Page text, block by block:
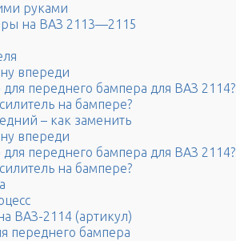
руками
на ВАЗ 2113—2115
впереди
для переднего бампера для ВАЗ 2114?
на бампере?
– как заменить
впереди
для переднего бампера для ВАЗ 2114?
на бампере?
ВАЗ-2114 (артикул)
переднего бампера